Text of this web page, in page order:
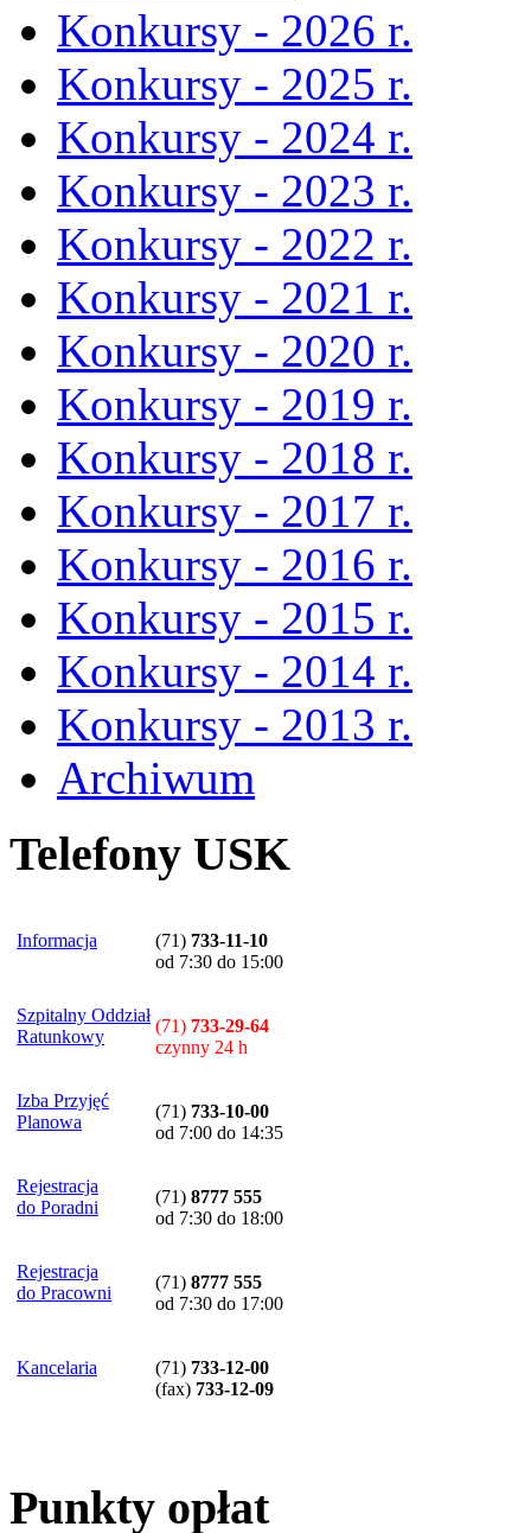
Konkursy - 2026 r.
Konkursy - 2025 r.
Konkursy - 2024 r.
Konkursy - 2023 r.
Konkursy - 2022 r.
Konkursy - 2021 r.
Konkursy - 2020 r.
Konkursy - 2019 r.
Konkursy - 2018 r.
Konkursy - 2017 r.
Konkursy - 2016 r.
Konkursy - 2015 r.
Konkursy - 2014 r.
Konkursy - 2013 r.
Archiwum
Telefony USK
Informacja (71) 733-11-10
od 7:30 do 15:00
Szpitalny Oddział
Ratunkowy
(71) 733-29-64
czynny 24 h
Izba Przyjęć
Planowa
(71) 733-10-00
od 7:00 do 14:35
Rejestracja
do Poradni
(71) 8777 555
od 7:30 do 18:00
Rejestracja
do Pracowni
(71) 8777 555
od 7:30 do 17:00
Kancelaria (71) 733-12-00
(fax) 733-12-09
Punkty opłat